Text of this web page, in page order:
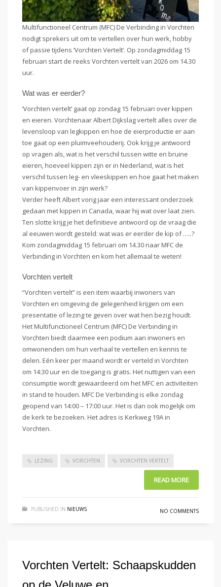
Multifunctioneel Centrum (MFC) De Verbinding in Vorchten
nodigt sprekers uit om te vertellen over hun werk, hobby
of passie tijdens ‘Vorchten Vertelt’. Op zondagmiddag 15
februari start de reeks Vorchten vertelt van 2026 om 14.30
uur.
Wat was er eerder?
‘Vorchten vertelt’ gaat op zondag 15 februari over kippen
en eieren. Vorchtenaar Albert Dijkslag vertelt alles over de
levensloop van legkippen en hoe de eierproductie er aan
toe gaat op een pluimveehouderij. Ook krijg je antwoord
op vragen als, wat is het verschil tussen witte en bruine
eieren, hoeveel kippen zijn er in Nederland, wat is het
verschil tussen leg- en vleeskippen en hoe gaat het maken
van kippenvoer in zijn werk?
Verder heeft Albert vorig jaar een interessant onderzoek
gedaan met kippen in Canada, waar hij wat over laat zien.
Ten slotte krijg je het definitieve antwoord op de vraag die
al eeuwen wordt gesteld: wat was er eerder de kip of …..?
Kom zondagmiddag 15 februari om 14.30 naar MFC de
Verbinding in Vorchten en kom het allemaal te weten!
Vorchten vertelt
“Vorchten vertelt” is een item waarbij inwoners van
Vorchten en omgeving de gelegenheid krijgen om een
presentatie of lezing te geven over wat hen bezig houdt.
Het Multifunctioneel Centrum (MFC) De Verbinding in
Vorchten biedt daarmee een podium aan inwoners en
omwonenden om hun verhaal te vertellen en kennis te
delen. Eén keer per maand wordt er verteld in Vorchten
om 14:30 uur en de toegang is gratis. Het nuttigen van een
consumptie wordt gewaardeerd om het MFC en activiteiten
in stand te houden. MFC De Verbinding is elke zondag
geopend van 14:00 – 17:00 uur. Het is dan ook mogelijk om
de kerk te bezoeken. Het adres is Kerkweg 19A in
Vorchten.
LEZING VORCHTEN VORCHTEN VERTELT
READ MORE
PUBLISHED IN NIEUWS NO COMMENTS
Vorchten Vertelt: Schaapskudden